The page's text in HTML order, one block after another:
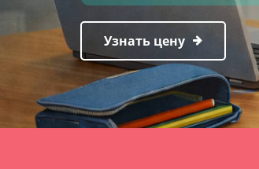
Узнать цену